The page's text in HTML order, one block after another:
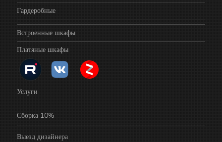
Гардеробные
Встроенные шкафы
Платяные шкафы
Услуги
Сборка 10%
Выезд дизайнера